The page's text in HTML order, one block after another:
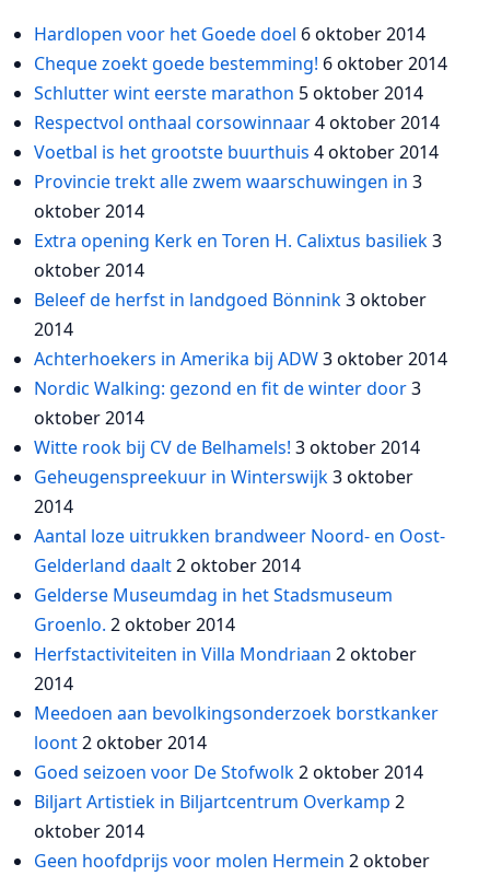
Hardlopen voor het Goede doel 6 oktober 2014
Cheque zoekt goede bestemming! 6 oktober 2014
Schlutter wint eerste marathon 5 oktober 2014
Respectvol onthaal corsowinnaar4 oktober 2014
Voetbal is het grootste buurthuis 4 oktober 2014
Provincie trekt alle zwem waarschuwingen in 3
oktober 2014
Extra opening Kerk en Toren H. Calixtus basiliek3
oktober 2014
Beleef de herfst in landgoed Bönnink3 oktober
2014
Achterhoekers in Amerika bij ADW3 oktober 2014
Nordic Walking: gezond en fit de winter door3
oktober 2014
Witte rook bij CV de Belhamels! 3 oktober 2014
Geheugenspreekuur in Winterswijk3 oktober
2014
Aantal loze uitrukken brandweer Noord- en Oost-
Gelderland daalt2 oktober 2014
Gelderse Museumdag in het Stadsmuseum
Groenlo. 2 oktober 2014
Herfstactiviteiten in Villa Mondriaan 2 oktober
2014
Meedoen aan bevolkingsonderzoek borstkanker
loont2 oktober 2014
Goed seizoen voor De Stofwolk2 oktober 2014
Biljart Artistiek in Biljartcentrum Overkamp 2
oktober 2014
Geen hoofdprijs voor molen Hermein 2 oktober